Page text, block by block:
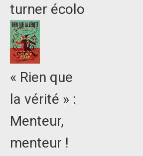
turner écolo
« Rien que
la vérité » :
Menteur,
menteur !